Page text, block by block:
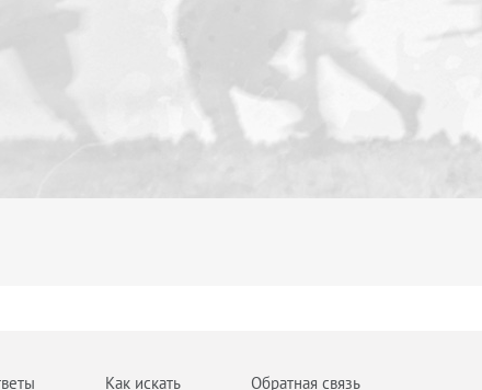
Как искать Обратная связь